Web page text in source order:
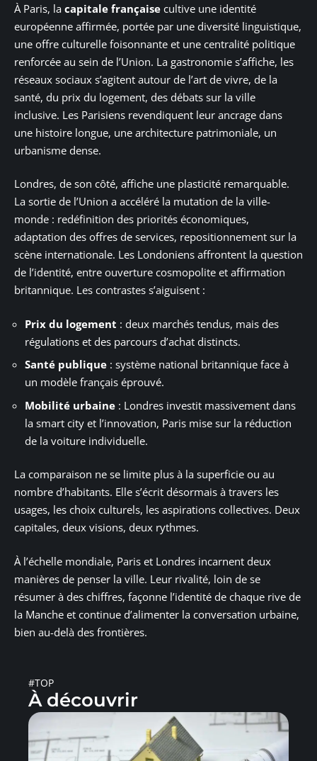
À Paris, la capitale française cultive une identité
européenne affirmée, portée par une diversité linguistique,
une offre culturelle foisonnante et une centralité politique
renforcée au sein de l’Union. La gastronomie s’affiche, les
réseaux sociaux s’agitent autour de l’art de vivre, de la
santé, du prix du logement, des débats sur la ville
inclusive. Les Parisiens revendiquent leur ancrage dans
une histoire longue, une architecture patrimoniale, un
urbanisme dense.
Londres, de son côté, affiche une plasticité remarquable.
La sortie de l’Union a accéléré la mutation de la ville-
monde : redéfinition des priorités économiques,
adaptation des offres de services, repositionnement sur la
scène internationale. Les Londoniens affrontent la question
de l’identité, entre ouverture cosmopolite et affirmation
britannique. Les contrastes s’aiguisent :
Prix du logement : deux marchés tendus, mais des
régulations et des parcours d’achat distincts.
Santé publique : système national britannique face à
un modèle français éprouvé.
Mobilité urbaine : Londres investit massivement dans
la smart city et l’innovation, Paris mise sur la réduction
de la voiture individuelle.
La comparaison ne se limite plus à la superficie ou au
nombre d’habitants. Elle s’écrit désormais à travers les
usages, les choix culturels, les aspirations collectives. Deux
capitales, deux visions, deux rythmes.
À l’échelle mondiale, Paris et Londres incarnent deux
manières de penser la ville. Leur rivalité, loin de se
résumer à des chiffres, façonne l’identité de chaque rive de
la Manche et continue d’alimenter la conversation urbaine,
bien au-delà des frontières.
#TOP
À découvrir